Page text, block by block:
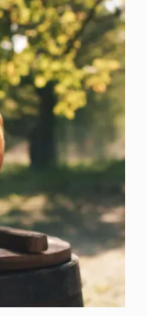
и СК
"Колобка"